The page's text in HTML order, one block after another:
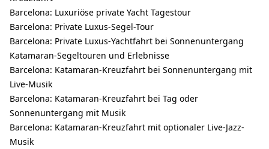
Barcelona: Luxuriöse private Yacht Tagestour
Barcelona: Private Luxus-Segel-Tour
Barcelona: Private Luxus-Yachtfahrt bei Sonnenuntergang
Katamaran-Segeltouren und Erlebnisse
Barcelona: Katamaran-Kreuzfahrt bei Sonnenuntergang mit
Live-Musik
Barcelona: Katamaran-Kreuzfahrt bei Tag oder
Sonnenuntergang mit Musik
Barcelona: Katamaran-Kreuzfahrt mit optionaler Live-Jazz-
Musik